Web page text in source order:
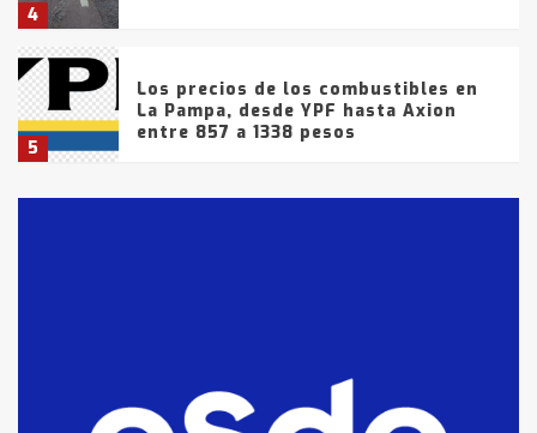
4
5
Los precios de los combustibles en
La Pampa, desde YPF hasta Axion
entre 857 a 1338 pesos
fueron detenidos por
comercialización de drogas en la
tarde del sábado